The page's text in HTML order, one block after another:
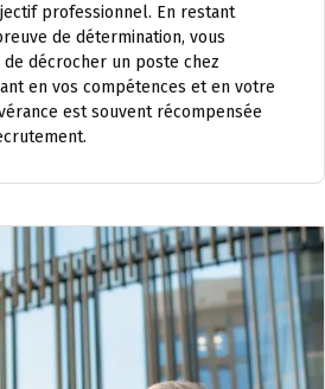
professionnel. En restant
de détermination, vous
décrocher un poste chez
en vos compétences et en votre
est souvent récompensée